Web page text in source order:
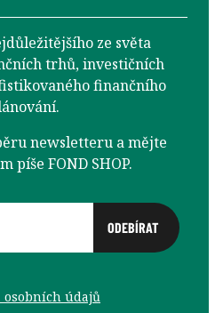
ze světa
trhů, investičních
finančního
newsletteru a mějte
píše FOND SHOP.
osobních údajů